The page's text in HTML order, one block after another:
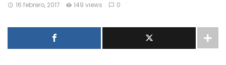
16 febrero, 2017 149 views 0